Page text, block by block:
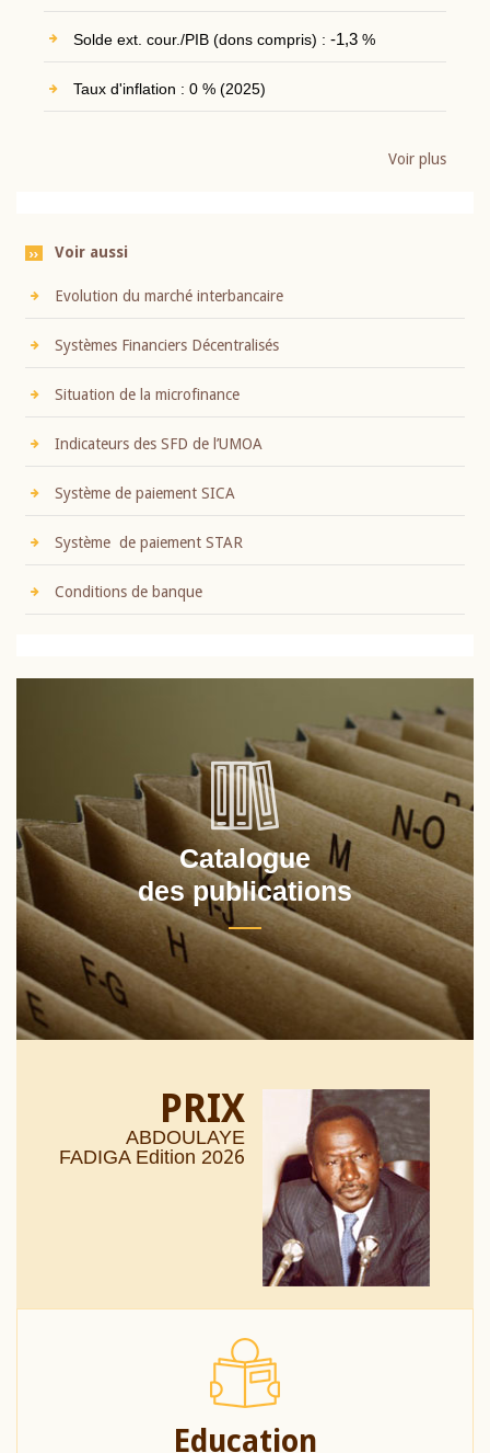
Solde ext. cour./PIB (dons compris) : -1,3%
Taux d'inflation : 0 % (2025)
Voir plus
Voir aussi
Evolution du marché interbancaire
Systèmes Financiers Décentralisés
Situation de la microfinance
Indicateurs des SFD de l’UMOA
Système de paiement SICA
Système de paiement STAR
Conditions de banque
Catalogue
des publications
PRIX
ABDOULAYE
FADIGA Edition 2026
Education